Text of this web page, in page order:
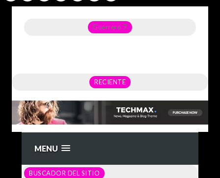
Guerrero 7
RECIENTE
MENU
BUSCADOR DEL SITIO